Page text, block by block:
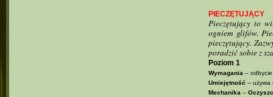
PIECZĘTUJĄCY
Pieczętujący to
ogniem glifów.
pieczętujący.
poradzić sobie z
Poziom 1
Wymagania– odbycie
Umiejętność – używa
Mechanika–